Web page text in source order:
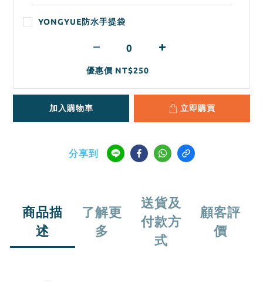
YONGYUE防水手提袋
優惠價 NT$250
加入購物車 立即購買
分享到
商品描
述
了解更
多
送貨及
付款方
式
顧客評
價